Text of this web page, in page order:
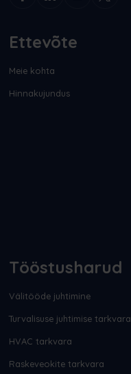
Ettevõte
Meie kohta
Hinnakujundus
Tööstusharud
Välitööde juhtimine
Turvalisuse juhtimise tarkvara
HVAC tarkvara
Raskeveokite tarkvara